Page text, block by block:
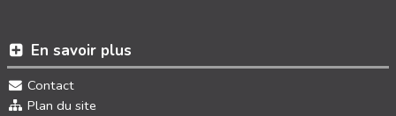
En savoir plus
Contact
Plan du site